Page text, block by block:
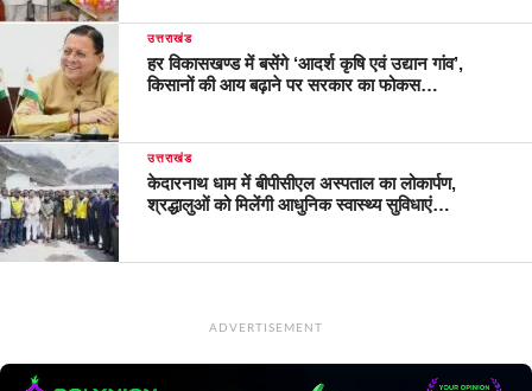
उत्तराखंड
हर विकासखण्ड में बसेंगे ‘आदर्श कृषि एवं उद्यान गांव’,
किसानों की आय बढ़ाने पर सरकार का फोकस…
उत्तराखंड
केदारनाथ धाम में बीपीसीएल अस्पताल का लोकार्पण,
श्रद्धालुओं को मिलेंगी आधुनिक स्वास्थ्य सुविधाएं…
ADVERTISEMENT